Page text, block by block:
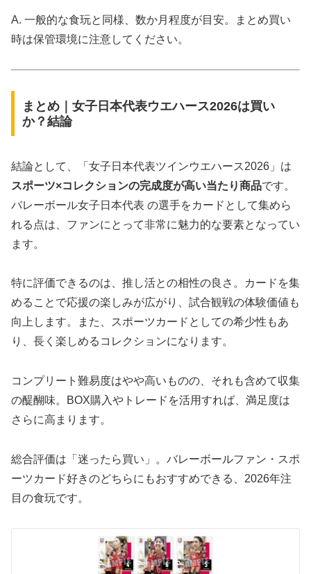
A. 一般的な食玩と同様、数か月程度が目安。まとめ買い
時は保管環境に注意してください。
まとめ｜女子日本代表ウエハース2026は買い
か？結論
結論として、「女子日本代表ツインウエハース2026」は
スポーツ×コレクションの完成度が高い当たり商品です。
バレーボール女子日本代表 の選手をカードとして集めら
れる点は、ファンにとって非常に魅力的な要素となってい
ます。
特に評価できるのは、推し活との相性の良さ。カードを集
めることで応援の楽しみが広がり、試合観戦の体験価値も
向上します。また、スポーツカードとしての希少性もあ
り、長く楽しめるコレクションになります。
コンプリート難易度はやや高いものの、それも含めて収集
の醍醐味。BOX購入やトレードを活用すれば、満足度は
さらに高まります。
総合評価は「迷ったら買い」。バレーボールファン・スポ
ーツカード好きのどちらにもおすすめできる、2026年注
目の食玩です。